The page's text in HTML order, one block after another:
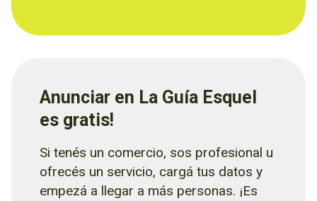
Anunciar en La Guía Esquel
es gratis!
Si tenés un comercio, sos profesional u
ofrecés un servicio, cargá tus datos y
empezá a llegar a más personas. ¡Es